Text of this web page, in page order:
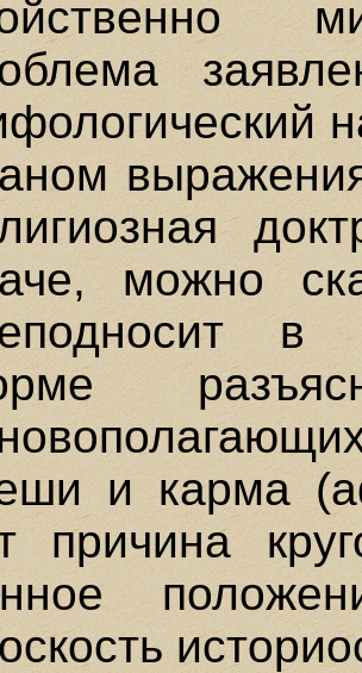
можно
в
и карма
причина